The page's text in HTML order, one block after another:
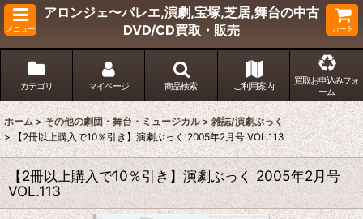
メニュー
アロンジェ〜バレエ,演劇,宝塚,芝居,舞台の中古
DVD/CD買取・販売
カート
カテゴリ マイページ 商品検索 ご利用案内
買取お申込みフォ
ーム
ホーム > その他の劇団・舞台・ミュージカル > 雑誌/演劇ぶっく
> 【2冊以上購入で10％引き】演劇ぶっく 2005年2月号 VOL.113
【2冊以上購入で10％引き】演劇ぶっく 2005年2月号
VOL.113